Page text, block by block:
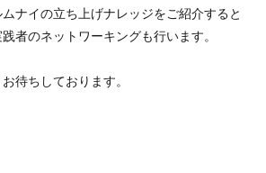
ナイの立ち上げナレッジをご紹介すると
者のネットワーキングも行います。
待ちしております。